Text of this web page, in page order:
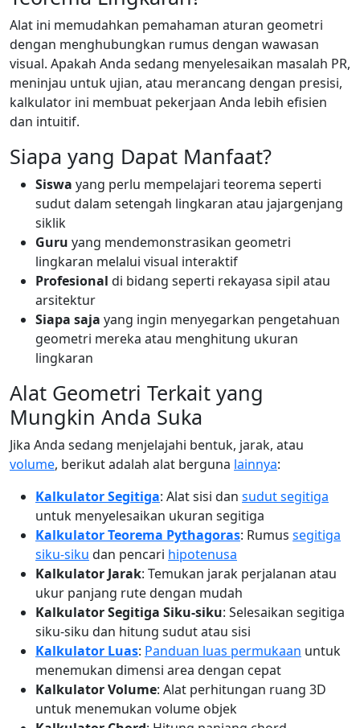
Alat ini memudahkan pemahaman aturan geometri
dengan menghubungkan rumus dengan wawasan
visual. Apakah Anda sedang menyelesaikan masalah PR,
meninjau untuk ujian, atau merancang dengan presisi,
kalkulator ini membuat pekerjaan Anda lebih efisien
dan intuitif.
Siapa yang Dapat Manfaat?
Siswa yang perlu mempelajari teorema seperti
sudut dalam setengah lingkaran atau jajargenjang
siklik
Guru yang mendemonstrasikan geometri
lingkaran melalui visual interaktif
Profesional di bidang seperti rekayasa sipil atau
arsitektur
Siapa saja yang ingin menyegarkan pengetahuan
geometri mereka atau menghitung ukuran
lingkaran
Alat Geometri Terkait yang
Mungkin Anda Suka
Jika Anda sedang menjelajahi bentuk, jarak, atau
volume, berikut adalah alat berguna lainnya:
Kalkulator Segitiga: Alat sisi dan sudut segitiga
untuk menyelesaikan ukuran segitiga
Kalkulator Teorema Pythagoras: Rumus segitiga
siku-siku dan pencari hipotenusa
Kalkulator Jarak: Temukan jarak perjalanan atau
ukur panjang rute dengan mudah
Kalkulator Segitiga Siku-siku: Selesaikan segitiga
siku-siku dan hitung sudut atau sisi
Kalkulator Luas: Panduan luas permukaan untuk
menemukan dimensi area dengan cepat
Kalkulator Volume: Alat perhitungan ruang 3D
untuk menemukan volume objek